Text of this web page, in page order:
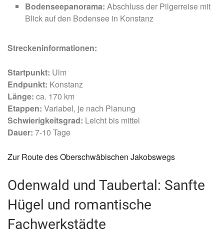
Bodenseepanorama: Abschluss der Pilgerreise mit
Blick auf den Bodensee in Konstanz
Streckeninformationen:
Startpunkt: Ulm
Endpunkt: Konstanz
Länge: ca. 170 km
Etappen: Variabel, je nach Planung
Schwierigkeitsgrad: Leicht bis mittel
Dauer: 7-10 Tage
Zur Route des Oberschwäbischen Jakobswegs
Odenwald und Taubertal: Sanfte
Hügel und romantische
Fachwerkstädte